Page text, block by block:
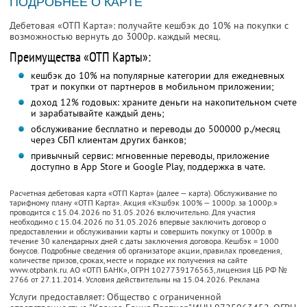
Дебетовая «ОТП Карта»: получайте кешбэк до 10% на покупки с
возможностью вернуть до 3000р. каждый месяц.
Преимущества «ОТП Карты»:
кешбэк до 10% на популярные категории для ежедневных
трат и покупки от партнеров в мобильном приложении;
доход 12% годовых: храните деньги на накопительном счете
и зарабатывайте каждый день;
обслуживание бесплатно и переводы до 500000 р./месяц
через СБП клиентам других банков;
привычный сервис: мгновенные переводы, приложение
доступно в App Store и Google Play, поддержка в чате.
Расчетная дебетовая карта «ОТП Карта» (далее — карта). Обслуживание по
тарифному плану «ОТП Карта». Акция «Кэшбэк 100% — 1000р. за 1000р.»
проводится с 15.04.2026 по 31.05.2026 включительно. Для участия
необходимо с 15.04.2026 по 31.05.2026 впервые заключить договор о
предоставлении и обслуживании карты и совершить покупку от 1000р. в
течение 30 календарных дней с даты заключения договора. Кешбэк = 1000
бонусов. Подробные сведения об организаторе акции, правилах проведения,
количестве призов, сроках, месте и порядке их получения на сайте
www.otpbank.ru. АО «ОТП БАНК», ОГРН 1027739176563, лицензия ЦБ РФ №
2766 от 27.11.2014. Условия действительны на 15.04.2026. Реклама
Услуги предоставляет: Общество с ограниченной